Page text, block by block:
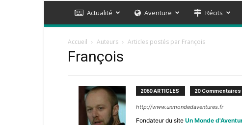
Actualité Aventure Récits
Accueil Auteurs Articles postés par François
François
2060 ARTICLES 20 Commentaires
http://www.unmondedaventures.fr
Fondateur du site Un Monde